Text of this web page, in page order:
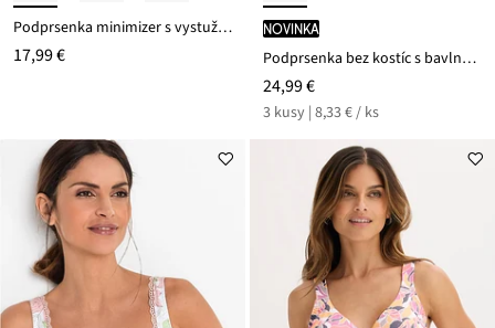
Podprsenka minimizer s vystuženými ramienkami
17,99 €
novinka
Podprsenka bez kostíc s bavlnou (3 ks v balení)
24,99 €
3 kusy | 8,33 € / ks